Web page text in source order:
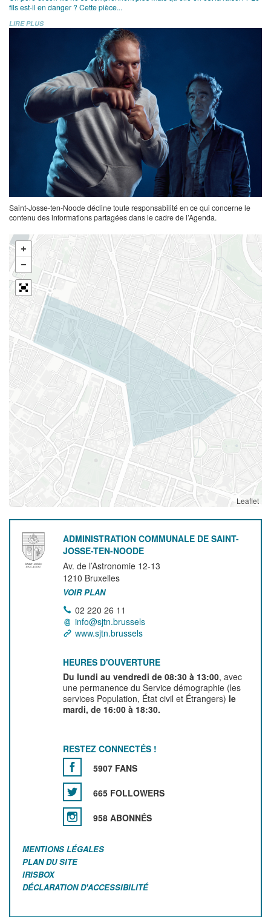
fils est-il en danger ? Cette pièce...
LIRE PLUS
Saint-Josse-ten-Noode décline toute responsabilité en ce qui concerne le
contenu des informations partagées dans le cadre de l’Agenda.
Leaflet
ADMINISTRATION COMMUNALE DE SAINT-
JOSSE-TEN-NOODE
Av. de l’Astronomie 12-13
1210 Bruxelles
VOIR PLAN
02 220 26 11
info@sjtn.brussels
www.sjtn.brussels
HEURES D'OUVERTURE
Du lundi au vendredi de 08:30 à 13:00, avec
une permanence du Service démographie (les
services Population, État civil et Étrangers) le
mardi, de 16:00 à 18:30.
RESTEZ CONNECTÉS !
5907 FANS
665 FOLLOWERS
958 ABONNÉS
MENTIONS LÉGALES
PLAN DU SITE
IRISBOX
DÉCLARATION D'ACCESSIBILITÉ